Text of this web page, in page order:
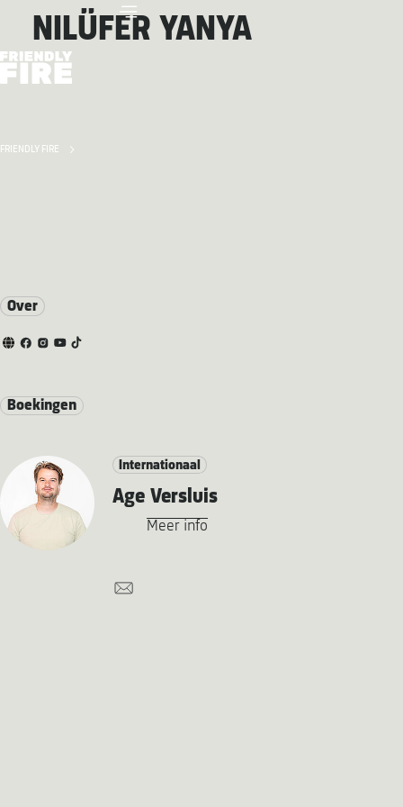
FRIENDLY FIRE
NILÜFER YANYA
Over
Boekingen
Internationaal
Age Versluis
Meer info